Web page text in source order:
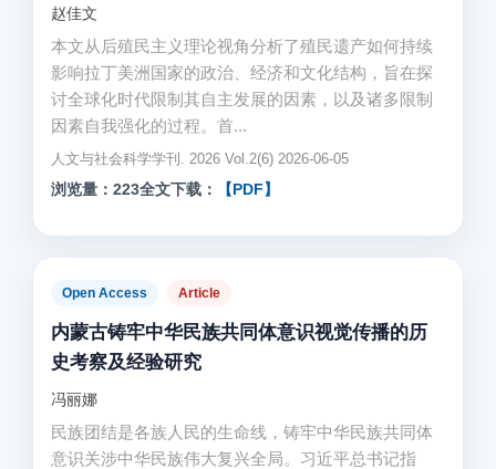
赵佳文
本文从后殖民主义理论视角分析了殖民遗产如何持续
影响拉丁美洲国家的政治、经济和文化结构，旨在探
讨全球化时代限制其自主发展的因素，以及诸多限制
因素自我强化的过程。首...
人文与社会科学学刊. 2026 Vol.2(6) 2026-06-05
浏览量：223全文下载： 【PDF】
Open Access Article
内蒙古铸牢中华民族共同体意识视觉传播的历
史考察及经验研究
冯丽娜
民族团结是各族人民的生命线，铸牢中华民族共同体
意识关涉中华民族伟大复兴全局。习近平总书记指